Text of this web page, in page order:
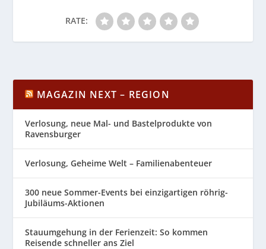
RATE:
MAGAZIN NEXT – REGION
Verlosung, neue Mal- und Bastelprodukte von
Ravensburger
Verlosung, Geheime Welt – Familienabenteuer
300 neue Sommer-Events bei einzigartigen röhrig-
Jubiläums-Aktionen
Stauumgehung in der Ferienzeit: So kommen
Reisende schneller ans Ziel